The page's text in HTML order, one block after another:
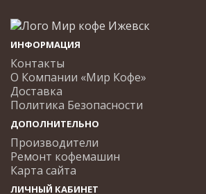
ИНФОРМАЦИЯ
Контакты
О Компании «Мир Кофе»
Доставка
Политика Безопасности
ДОПОЛНИТЕЛЬНО
Производители
Ремонт кофемашин
Карта сайта
ЛИЧНЫЙ КАБИНЕТ